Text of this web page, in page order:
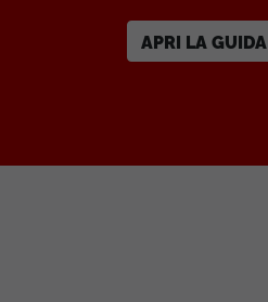
APRI LA GUIDA